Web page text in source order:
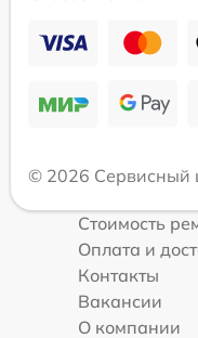
© 2026 Сервисный
Стоимость
Оплата и
Контакты
Вакансии
О компании